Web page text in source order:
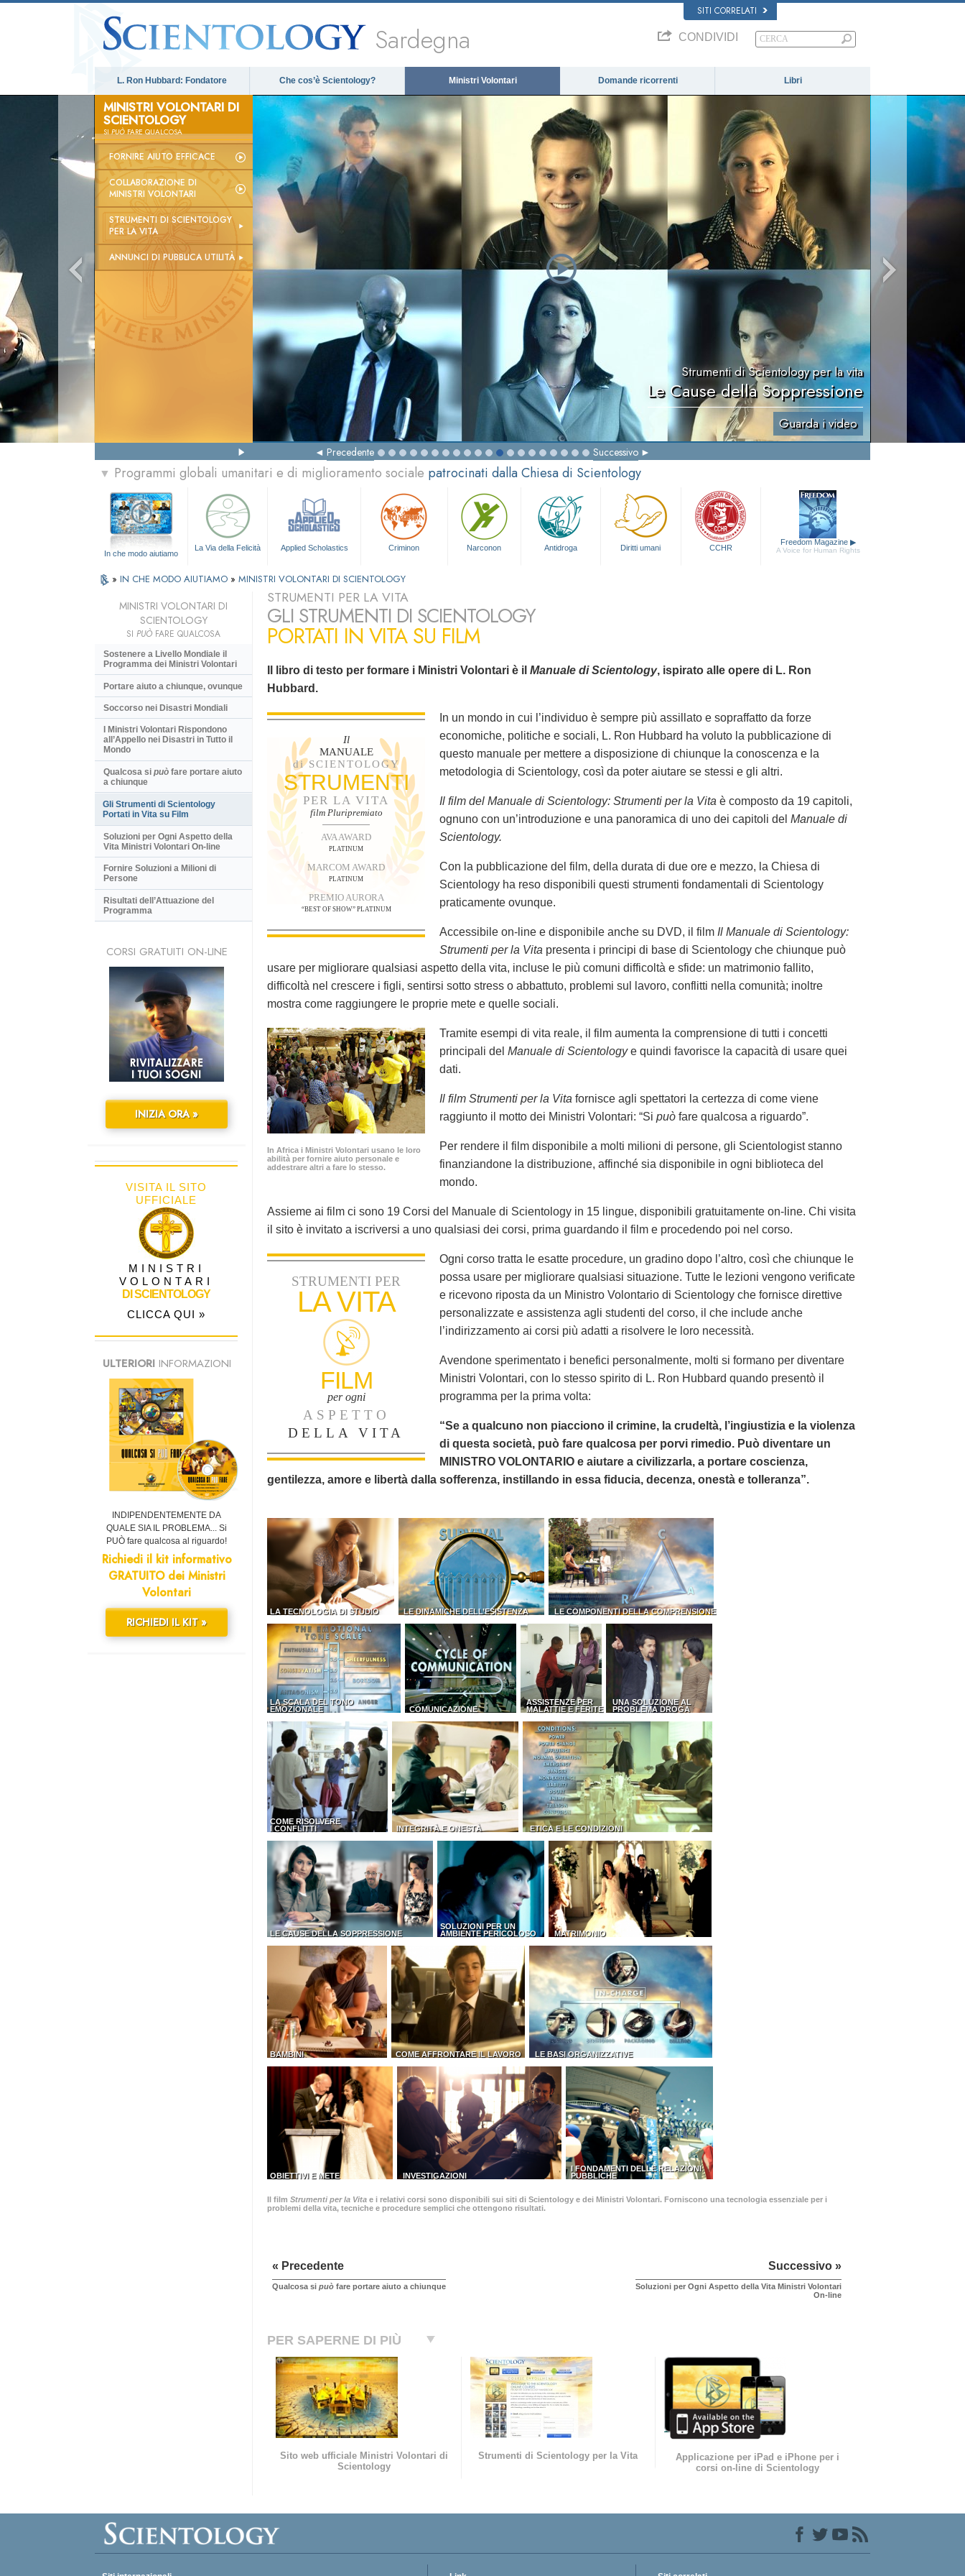
SITI CORRELATI
Sardegna CONDIVIDI
L. Ron Hubbard: Fondatore Che cos’è Scientology? Ministri Volontari Domande ricorrenti Libri
MINISTRI VOLONTARI DI
SCIENTOLOGY
SIPUÒFARE QUALCOSA
FORNIRE AIUTO EFFICACE
COLLABORAZIONE DI
MINISTRI VOLONTARI
STRUMENTI DI SCIENTOLOGY
PER LA VITA
ANNUNCI DI PUBBLICA UTILITÀ
Strumenti di Scientology per la vita
Le Cause della Soppressione
Guarda i video
Precedente Successivo
▼ Programmi globali umanitari e di miglioramento sociale patrocinati dalla Chiesa di Scientology
In che modo aiutiamo
La Via della Felicità Applied Scholastics Criminon Narconon Antidroga Diritti umani CCHR
Freedom Magazine ▶
A Voice for Human Rights
» IN CHE MODO AIUTIAMO » MINISTRI VOLONTARI DI SCIENTOLOGY
STRUMENTI PER LA VITA
GLI STRUMENTI DI SCIENTOLOGY
PORTATI IN VITA SU FILM
Il libro di testo per formare i Ministri Volontari è il Manuale di Scientology, ispirato alle opere di L. Ron
Hubbard.
Il
MANUALE
di SCIENTOLOGY
STRUMENTI
PER LA VITA
film Pluripremiato
AVA AWARD
PLATINUM
MARCOM AWARD
PLATINUM
PREMIO AURORA
“BEST OF SHOW” PLATINUM
In un mondo in cui l’individuo è sempre più assillato e sopraffatto da forze
economiche, politiche e sociali, L. Ron Hubbard ha voluto la pubblicazione di
questo manuale per mettere a disposizione di chiunque la conoscenza e la
metodologia di Scientology, così da poter aiutare se stessi e gli altri.
Il film del Manuale di Scientology: Strumenti per la Vita è composto da 19 capitoli,
ognuno con un’introduzione e una panoramica di uno dei capitoli del Manuale di
Scientology.
Con la pubblicazione del film, della durata di due ore e mezzo, la Chiesa di
Scientology ha reso disponibili questi strumenti fondamentali di Scientology
praticamente ovunque.
Accessibile on-line e disponibile anche su DVD, il film Il Manuale di Scientology:
Strumenti per la Vita presenta i principi di base di Scientology che chiunque può
usare per migliorare qualsiasi aspetto della vita, incluse le più comuni difficoltà e sfide: un matrimonio fallito,
difficoltà nel crescere i figli, sentirsi sotto stress o abbattuto, problemi sul lavoro, conflitti nella comunità; inoltre
mostra come raggiungere le proprie mete e quelle sociali.
In Africa i Ministri Volontari usano le loro
abilità per fornire aiuto personale e
addestrare altri a fare lo stesso.
Tramite esempi di vita reale, il film aumenta la comprensione di tutti i concetti
principali del Manuale di Scientologye quindi favorisce la capacità di usare quei
dati.
Il film Strumenti per la Vita fornisce agli spettatori la certezza di come viene
raggiunto il motto dei Ministri Volontari: “Si può fare qualcosa a riguardo”.
Per rendere il film disponibile a molti milioni di persone, gli Scientologist stanno
finanziandone la distribuzione, affinché sia disponibile in ogni biblioteca del
mondo.
Assieme ai film ci sono 19 Corsi del Manuale di Scientology in 15 lingue, disponibili gratuitamente on-line. Chi visita
il sito è invitato a iscriversi a uno qualsiasi dei corsi, prima guardando il film e procedendo poi nel corso.
STRUMENTI PER
LA VITA
FILM
per ogni
ASPETTO
DELLA VITA
Ogni corso tratta le esatte procedure, un gradino dopo l’altro, così che chiunque le
possa usare per migliorare qualsiasi situazione. Tutte le lezioni vengono verificate
e ricevono riposta da un Ministro Volontario di Scientology che fornisce direttive
personalizzate e assistenza agli studenti del corso, il che include anche
l’indirizzamento ai corsi più adatti a risolvere le loro necessità.
Avendone sperimentato i benefici personalmente, molti si formano per diventare
Ministri Volontari, con lo stesso spirito di L. Ron Hubbard quando presentò il
programma per la prima volta:
“Se a qualcuno non piacciono il crimine, la crudeltà, l’ingiustizia e la violenza
di questa società, può fare qualcosa per porvi rimedio. Può diventare un
MINISTRO VOLONTARIO e aiutare a civilizzarla, a portare coscienza,
gentilezza, amore e libertà dalla sofferenza, instillando in essa fiducia, decenza, onestà e tolleranza”.
LA TECNOLOGIA DI STUDIO LE DINAMICHE DELL’ESISTENZA LE COMPONENTI DELLA COMPRENSIONE
LA SCALA DEL TONO
EMOZIONALE
COMUNICAZIONE
ASSISTENZE PER
MALATTIE E FERITE
UNA SOLUZIONE AL
PROBLEMA DROGA
COME RISOLVERE
I CONFLITTI
INTEGRITÀ E ONESTÀ ETICA E LE CONDIZIONI
LE CAUSE DELLA SOPPRESSIONE
SOLUZIONI PER UN
AMBIENTE PERICOLOSO
MATRIMONIO
BAMBINI COME AFFRONTARE IL LAVORO LE BASI ORGANIZZATIVE
OBIETTIVI E METE INVESTIGAZIONI
I FONDAMENTI DELLE RELAZIONI
PUBBLICHE
Il film Strumenti per la Vita e i relativi corsi sono disponibili sui siti di Scientology e dei Ministri Volontari. Forniscono una tecnologia essenziale per i
problemi della vita, tecniche e procedure semplici che ottengono risultati.
« Precedente
Qualcosa si può fare portare aiuto a chiunque
Successivo »
Soluzioni per Ogni Aspetto della Vita Ministri Volontari
On-line
PER SAPERNE DI PIÙ
Sito web ufficiale Ministri Volontari di
Scientology
Strumenti di Scientology per la Vita
Applicazione per iPad e iPhone per i
corsi on-line di Scientology
MINISTRI VOLONTARI DI
SCIENTOLOGY
SI PUÒ FARE QUALCOSA
Sostenere a Livello Mondiale il
Programma dei Ministri Volontari
Portare aiuto a chiunque, ovunque
Soccorso nei Disastri Mondiali
I Ministri Volontari Rispondono
all’Appello nei Disastri in Tutto il
Mondo
Qualcosa si può fare portare aiuto
a chiunque
Gli Strumenti di Scientology
Portati in Vita su Film
Soluzioni per Ogni Aspetto della
Vita Ministri Volontari On-line
Fornire Soluzioni a Milioni di
Persone
Risultati dell’Attuazione del
Programma
CORSI GRATUITI ON-LINE
INIZIA ORA »
VISITA IL SITO
UFFICIALE
MINISTRI
VOLONTARI
DI SCIENTOLOGY
CLICCA QUI »
ULTERIORIINFORMAZIONI
INDIPENDENTEMENTE DA
QUALE SIA IL PROBLEMA... Si
PUÒ fare qualcosa al riguardo!
Richiedi il kit informativo
GRATUITO dei Ministri
Volontari
RICHIEDI IL KIT »